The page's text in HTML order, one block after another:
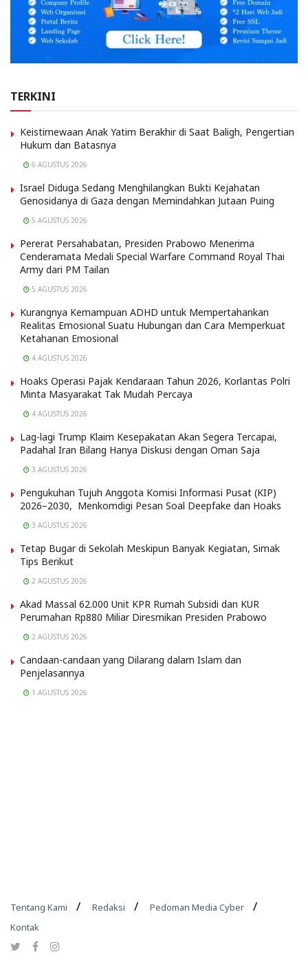
TERKINI
Keistimewaan Anak Yatim Berakhir di Saat Baligh, Pengertian
Hukum dan Batasnya
6 AGUSTUS 2026
Israel Diduga Sedang Menghilangkan Bukti Kejahatan
Genosidanya di Gaza dengan Memindahkan Jutaan Puing
5 AGUSTUS 2026
Pererat Persahabatan, Presiden Prabowo Menerima
Cenderamata Medali Special Warfare Command Royal Thai
Army dari PM Tailan
5 AGUSTUS 2026
Kurangnya Kemampuan ADHD untuk Mempertahankan
Realitas Emosional Suatu Hubungan dan Cara Memperkuat
Ketahanan Emosional
4 AGUSTUS 2026
Hoaks Operasi Pajak Kendaraan Tahun 2026, Korlantas Polri
Minta Masyarakat Tak Mudah Percaya
4 AGUSTUS 2026
Lag-lagi Trump Klaim Kesepakatan Akan Segera Tercapai,
Padahal Iran Bilang Hanya Diskusi dengan Oman Saja
3 AGUSTUS 2026
Pengukuhan Tujuh Anggota Komisi Informasi Pusat (KIP)
2026–2030, Menkomdigi Pesan Soal Deepfake dan Hoaks
3 AGUSTUS 2026
Tetap Bugar di Sekolah Meskipun Banyak Kegiatan, Simak
Tips Berikut
2 AGUSTUS 2026
Akad Massal 62.000 Unit KPR Rumah Subsidi dan KUR
Perumahan Rp880 Miliar Diresmikan Presiden Prabowo
2 AGUSTUS 2026
Candaan-candaan yang Dilarang dalam Islam dan
Penjelasannya
1 AGUSTUS 2026
Tentang Kami Redaksi
Pedoman Media Cyber
Kontak